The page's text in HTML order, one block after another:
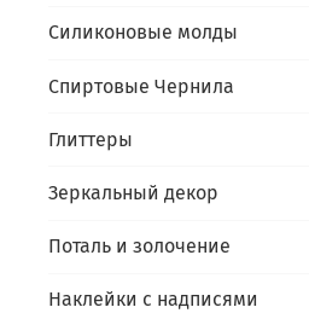
Силиконовые молды
Спиртовые Чернила
Глиттеры
Зеркальный декор
Поталь и золочение
Наклейки с надписями